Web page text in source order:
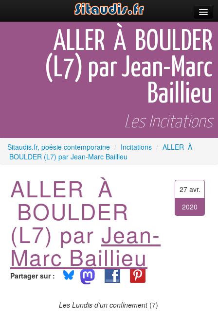
Poèmes et fictions
Prescriptions
ALLER À BOULDER
(L7) par Jean-Marc
Baillieu
Les Incitations
Sitaudis.fr, poésie contemporaine / Incitations / ALLER À
BOULDER (L7) par Jean-Marc Baillieu
27 avr.
2020
ALLER À
BOULDER
(L7) par Jean-
Marc Baillieu
Partager sur :
Les Lundis d’un confinement (7)